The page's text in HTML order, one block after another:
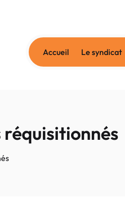
Accueil Le syndicat
réquisitionnés